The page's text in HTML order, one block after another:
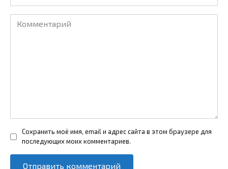
Комментарий
Сохранить моё имя, email и адрес сайта в этом браузере для
последующих моих комментариев.